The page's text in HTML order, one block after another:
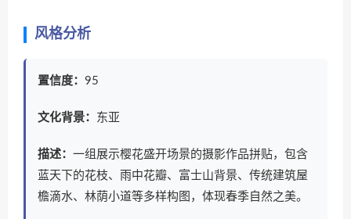
风格分析
置信度： 95
文化背景： 东亚
描述： 一组展示樱花盛开场景的摄影作品拼贴，包含
蓝天下的花枝、雨中花瓣、富士山背景、传统建筑屋
檐滴水、林荫小道等多样构图，体现春季自然之美。